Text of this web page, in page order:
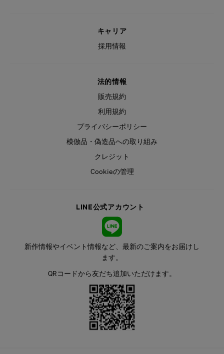
キャリア
採用情報
法的情報
販売規約
利用規約
プライバシーポリシー
模倣品・偽造品への取り組み
クレジット
Cookieの管理
LINE公式アカウント
新作情報やイベント情報など、最新のご案内をお届けし
ます。
QRコードから友だち追加いただけます。